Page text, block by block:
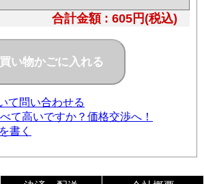
合計金額 : 605円(税込)
て問い合わせる
て高いですか？価格交渉へ！
書く